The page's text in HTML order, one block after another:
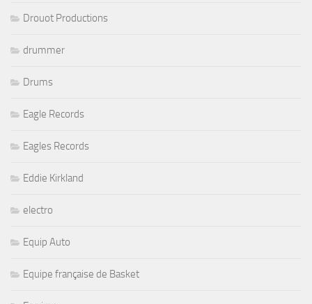
Drouot Productions
drummer
Drums
Eagle Records
Eagles Records
Eddie Kirkland
electro
Equip Auto
Equipe française de Basket